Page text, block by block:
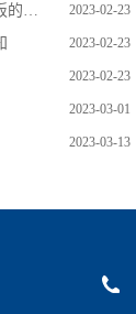
较 2023-02-23
2023-02-23
2023-02-23
2023-03-01
2023-03-13